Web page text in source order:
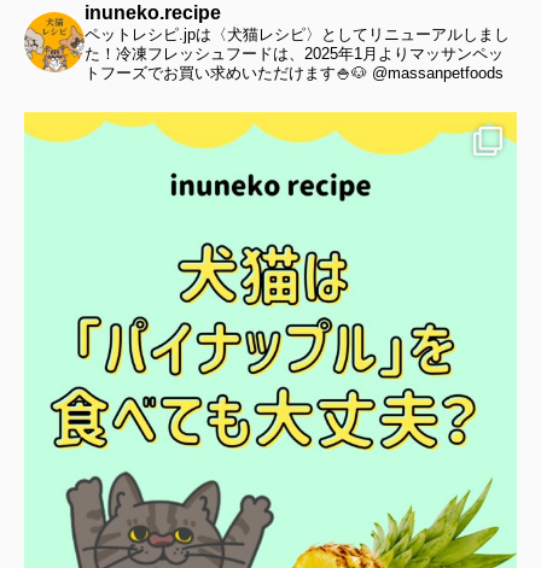
inuneko.recipe
ペットレシピ.jpは〈犬猫レシピ〉としてリニューアルしまし
た！冷凍フレッシュフードは、2025年1月よりマッサンペッ
トフーズでお買い求めいただけます🍚🐶 @massanpetfoods